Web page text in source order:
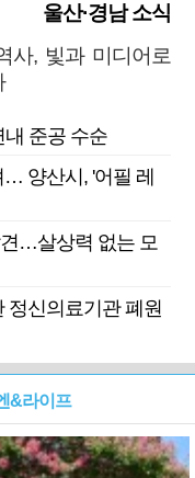
울산·경남 소식
사, 빛과 미디어로
내 준공 수순
양산시, '어필 레
…살상력 없는 모
정신의료기관 폐원
&라이프